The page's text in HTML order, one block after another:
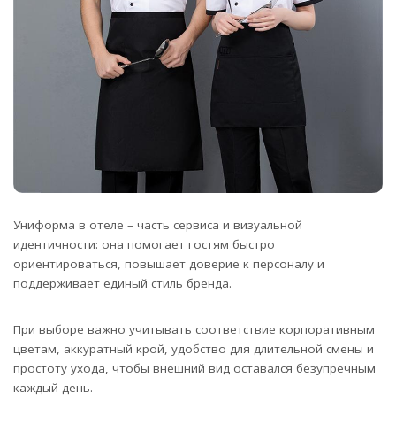
Униформа в отеле – часть сервиса и визуальной
идентичности: она помогает гостям быстро
ориентироваться, повышает доверие к персоналу и
поддерживает единый стиль бренда.
При выборе важно учитывать соответствие корпоративным
цветам, аккуратный крой, удобство для длительной смены и
простоту ухода, чтобы внешний вид оставался безупречным
каждый день.